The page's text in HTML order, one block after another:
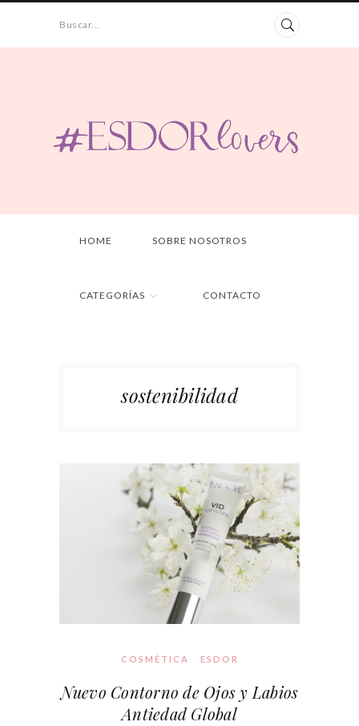
Buscar...
HOME SOBRE NOSOTROS
CATEGORÍAS CONTACTO
sostenibilidad
COSMÉTICA ESDOR
Nuevo Contorno de Ojos y Labios
Antiedad Global